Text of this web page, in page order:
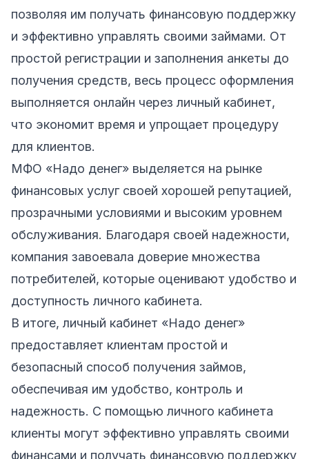
позволяя им получать финансовую поддержку
и эффективно управлять своими займами. От
простой регистрации и заполнения анкеты до
получения средств, весь процесс оформления
выполняется онлайн через личный кабинет,
что экономит время и упрощает процедуру
для клиентов.
МФО «Надо денег» выделяется на рынке
финансовых услуг своей хорошей репутацией,
прозрачными условиями и высоким уровнем
обслуживания. Благодаря своей надежности,
компания завоевала доверие множества
потребителей, которые оценивают удобство и
доступность личного кабинета.
В итоге, личный кабинет «Надо денег»
предоставляет клиентам простой и
безопасный способ получения займов,
обеспечивая им удобство, контроль и
надежность. С помощью личного кабинета
клиенты могут эффективно управлять своими
финансами и получать финансовую поддержку